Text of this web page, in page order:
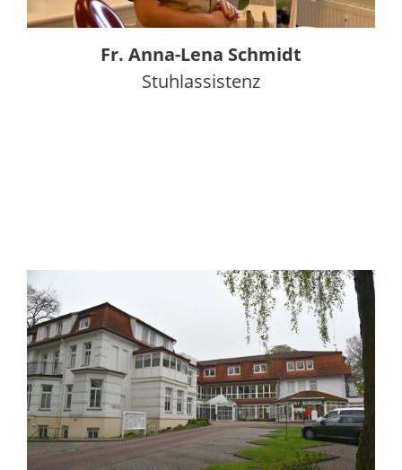
Fr. Anna-Lena Schmidt
Stuhlassistenz